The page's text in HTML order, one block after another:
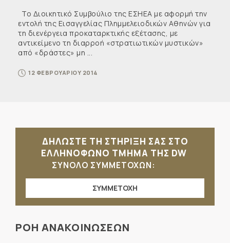
Το Διοικητικό Συμβούλιο της ΕΣΗΕΑ με αφορμή την
εντολή της Εισαγγελίας Πλημμελειοδικών Αθηνών για
τη διενέργεια προκαταρκτικής εξέτασης, με
αντικείμενο τη διαρροή «στρατιωτικών μυστικών»
από «δράστες» μη ...
12 ΦΕΒΡΟΥΑΡΙΟΥ 2014
ΔΗΛΩΣΤΕ ΤΗ ΣΤΗΡΙΞΗ ΣΑΣ ΣΤΟ
ΕΛΛΗΝΟΦΩΝΟ ΤΜΗΜΑ ΤΗΣ DW
ΣΥΝΟΛΟ ΣΥΜΜΕΤΟΧΩΝ:
ΣΥΜΜΕΤΟΧΗ
ΡΟΗ ΑΝΑΚΟΙΝΩΣΕΩΝ